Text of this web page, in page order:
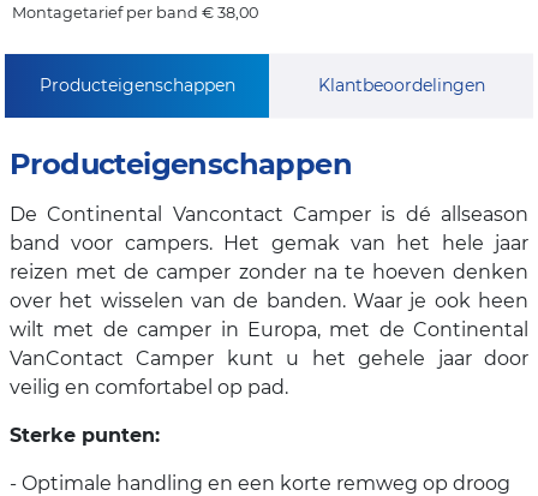
Montagetarief per band € 38,00
Producteigenschappen Klantbeoordelingen
Producteigenschappen
De Continental Vancontact Camper is dé allseason
band voor campers. Het gemak van het hele jaar
reizen met de camper zonder na te hoeven denken
over het wisselen van de banden. Waar je ook heen
wilt met de camper in Europa, met de Continental
VanContact Camper kunt u het gehele jaar door
veilig en comfortabel op pad.
Sterke punten:
- Optimale handling en een korte remweg op droog